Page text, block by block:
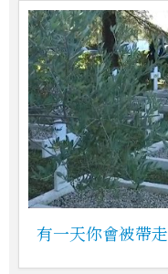
有一天你會被帶走